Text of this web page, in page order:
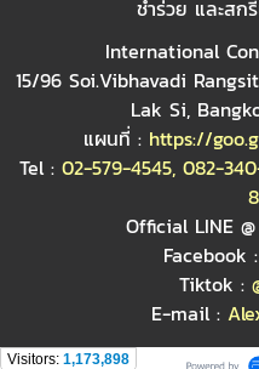
ชำร่วย และส
International
15/96 Soi.Vibhavadi
Lak Si,
แผนที่ : https://
Tel : 02-579-4545, 082-
Official LINE
Facebook :
Tiktok :
E-mail :
Visitors: 1,173,898